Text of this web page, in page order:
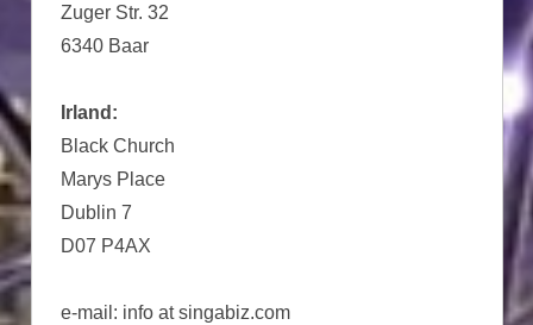
Zuger Str. 32
6340 Baar
Irland:
Black Church
Marys Place
Dublin 7
D07 P4AX
e-mail: info at singabiz.com